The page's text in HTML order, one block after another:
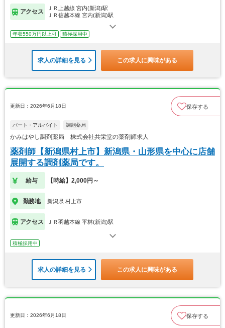
アクセス
ＪＲ上越線 宮内(新潟)駅
ＪＲ信越本線 宮内(新潟)駅
年収550万円以上可 積極採用中
求人の詳細を見る この求人に興味がある
更新日：2026年6月18日 保存する
パート・アルバイト 調剤薬局
かみはやし調剤薬局 株式会社共栄堂の薬剤師求人
薬剤師【新潟県村上市】新潟県・山形県を中心に店舗
展開する調剤薬局です。
給与 【時給】2,000円～
勤務地 新潟県 村上市
アクセス ＪＲ羽越本線 平林(新潟)駅
積極採用中
求人の詳細を見る この求人に興味がある
更新日：2026年6月18日 保存する